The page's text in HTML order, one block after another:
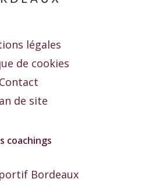
légales
de cookies
Contact
de site
coachings
Bordeaux